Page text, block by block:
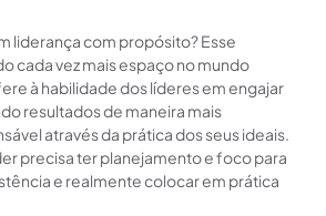
para você
liderança com propósito? Esse
cada vez mais espaço no mundo
à habilidade dos líderes em engajar
resultados de maneira mais
através da prática dos seus ideais.
precisa ter planejamento e foco para
e realmente colocar em prática